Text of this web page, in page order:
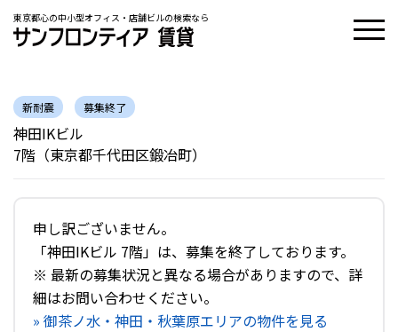
東京都心の中小型オフィス・店舗ビルの検索なら
新耐震 募集終了
神田IKビル
7階（東京都千代田区鍛冶町）
申し訳ございません。
「神田IKビル 7階」は、募集を終了しております。
※ 最新の募集状況と異なる場合がありますので、詳
細はお問い合わせください。
» 御茶ノ水・神田・秋葉原エリアの物件を見る